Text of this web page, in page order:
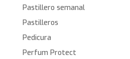
Pastillero semanal
Pastilleros
Pedicura
Perfum Protect